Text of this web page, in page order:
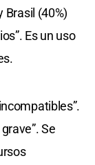
Brasil (40%)
Es un uso
Se